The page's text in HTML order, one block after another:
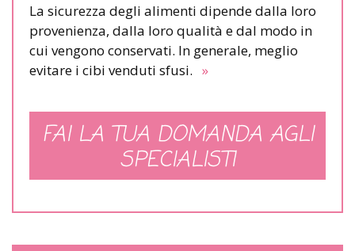
La sicurezza degli alimenti dipende dalla loro
provenienza, dalla loro qualità e dal modo in
cui vengono conservati. In generale, meglio
evitare i cibi venduti sfusi. »
FAI LA TUA DOMANDA AGLI
SPECIALISTI